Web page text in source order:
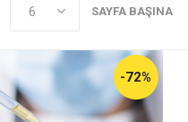
SAYFA BAŞINA
-72%